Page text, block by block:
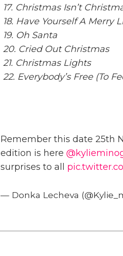
17. Christmas Isn’t
18. Have Yourself A Merry
19. Oh Santa
20. Cried Out Christmas
21. Christmas Lights
22. Everybody’s Free (To
Remember this date 25th
edition is here
surprises to all
— Donka Lecheva